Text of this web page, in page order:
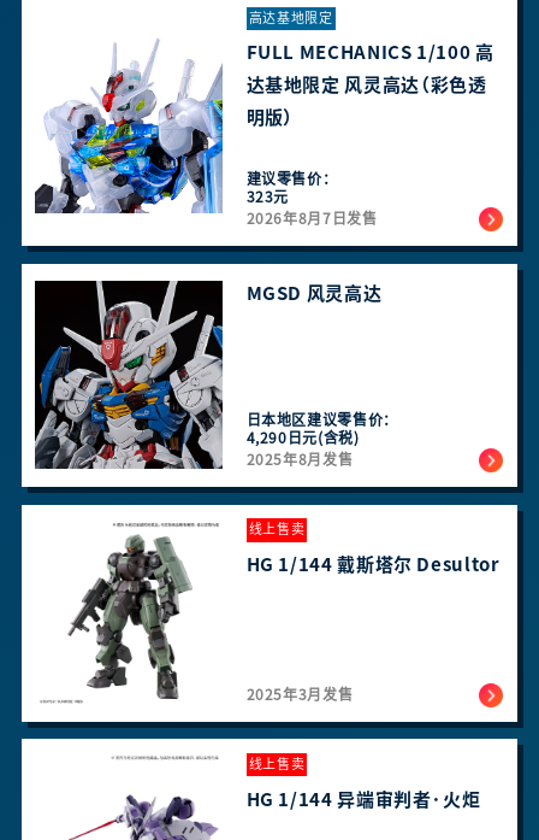
高达基地限定
FULL MECHANICS 1/100 高
达基地限定 风灵高达（彩色透
明版）
建议零售价：
323元
2026年8月7日发售
MGSD 风灵高达
日本地区建议零售价：
4,290日元(含税)
2025年8月发售
线上售卖
HG 1/144 戴斯塔尔 Desultor
2025年3月发售
线上售卖
HG 1/144 异端审判者·火炬